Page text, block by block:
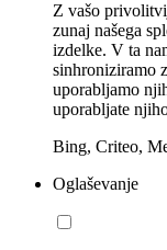
Z vašo
zunaj našega
izdelke. V ta
sinhroniziramo
uporabljamo
uporabljate
Bing, Criteo,
Oglaševanje